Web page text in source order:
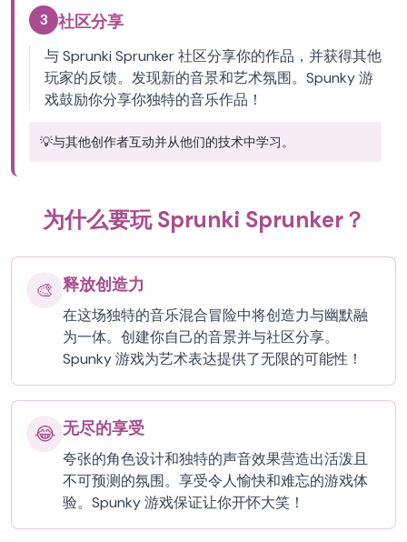
3 社区分享
与 Sprunki Sprunker 社区分享你的作品，并获得其他
玩家的反馈。发现新的音景和艺术氛围。Spunky 游
戏鼓励你分享你独特的音乐作品！
💡与其他创作者互动并从他们的技术中学习。
为什么要玩 Sprunki Sprunker？
🎨 释放创造力
在这场独特的音乐混合冒险中将创造力与幽默融
为一体。创建你自己的音景并与社区分享。
Spunky 游戏为艺术表达提供了无限的可能性！
😂 无尽的享受
夸张的角色设计和独特的声音效果营造出活泼且
不可预测的氛围。享受令人愉快和难忘的游戏体
验。Spunky 游戏保证让你开怀大笑！